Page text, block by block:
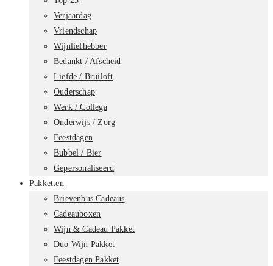
Verjaardag
Vriendschap
Wijnliefhebber
Bedankt / Afscheid
Liefde / Bruiloft
Ouderschap
Werk / Collega
Onderwijs / Zorg
Feestdagen
Bubbel / Bier
Gepersonaliseerd
Pakketten
Brievenbus Cadeaus
Cadeauboxen
Wijn & Cadeau Pakket
Duo Wijn Pakket
Feestdagen Pakket